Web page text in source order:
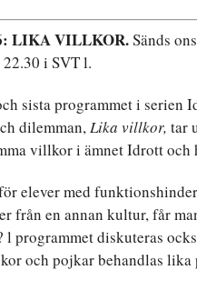
LIKA VILLKOR.Sänds
i SVT l.
sista programmet i serien
dilemman,Lika villkor, tar
villkor i ämnet Idrott och
elever med
från en annan kultur, får
l programmet diskuteras
och pojkar behandlas lika